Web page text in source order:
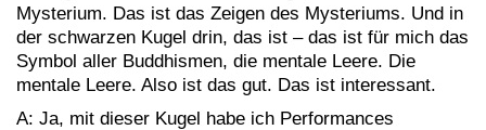
Mysterium. Das ist das Zeigen des Mysteriums. Und in
der schwarzen Kugel drin, das ist – das ist für mich das
Symbol aller Buddhismen, die mentale Leere. Die
mentale Leere. Also ist das gut. Das ist interessant.
A: Ja, mit dieser Kugel habe ich Performances